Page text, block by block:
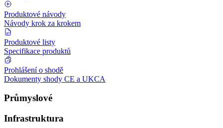
Produktové návody
Návody krok za krokem
Produktové listy
Specifikace produktů
Prohlášení o shodě
Dokumenty shody CE a UKCA
Průmyslové
Infrastruktura